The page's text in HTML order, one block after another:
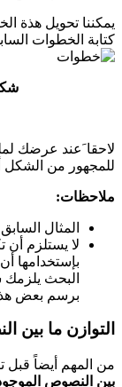
يمكننا تحويل
كتابة الخطوات
شكل ٣: مثال على
لاحقا َعند عرضك
للمجهور من الشكل
ملاحظات:
المثال
لا يستلزم
بإستخدامها
البحث
برسم بعض
التوازن ما بين
من المهم أيضاً قبل
بين النصوص